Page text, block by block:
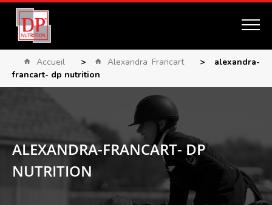
Accueil > Alexandra Francart >
alexandra-
francart- dp nutrition
ALEXANDRA-FRANCART- DP
NUTRITION